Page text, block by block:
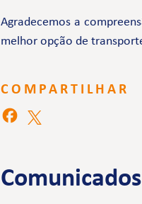
Agradecemos a
melhor opção de
COMPARTILHAR